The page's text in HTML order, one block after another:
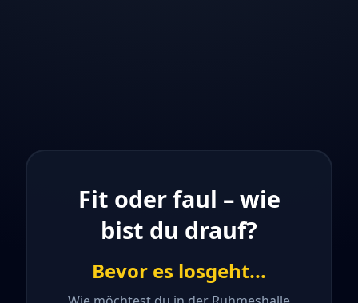
Fit oder faul – wie
bist du drauf?
Bevor es losgeht...